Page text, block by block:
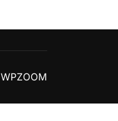
WPZOOM